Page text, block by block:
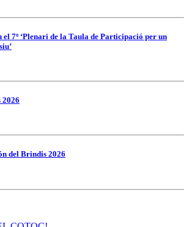
7º ‘Plenari de la Taula de Participació per un
del Brindis 2026